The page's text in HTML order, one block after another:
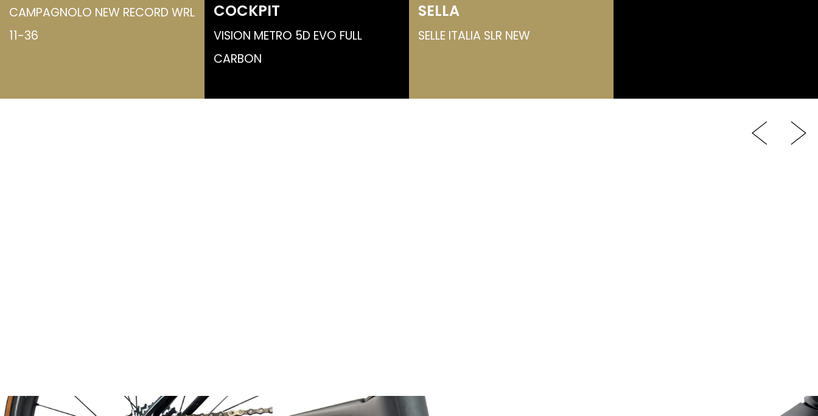
CAMPAGNOLO NEW RECORD WRL
11-36
COCKPIT
VISION METRO 5D EVO FULL
CARBON
SELLA
SELLE ITALIA SLR NEW